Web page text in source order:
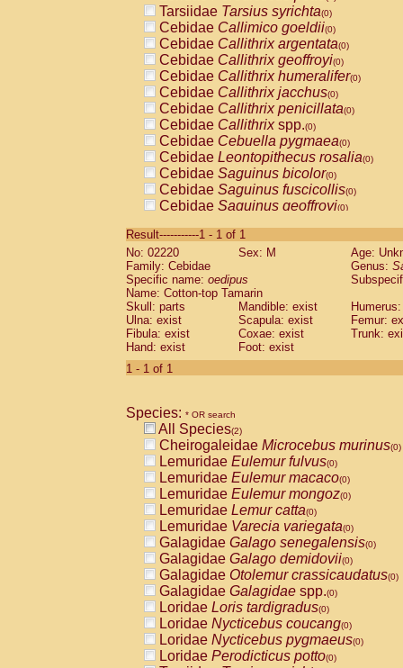
Tarsiidae Tarsius syrichta(0)
Cebidae Callimico goeldii(0)
Cebidae Callithrix argentata(0)
Cebidae Callithrix geoffroyi(0)
Cebidae Callithrix humeralifer(0)
Cebidae Callithrix jacchus(0)
Cebidae Callithrix penicillata(0)
Cebidae Callithrixspp.(0)
Cebidae Cebuella pygmaea(0)
Cebidae Leontopithecus rosalia(0)
Cebidae Saguinus bicolor(0)
Cebidae Saguinus fuscicollis(0)
Cebidae Saguinus geoffroyi(0)
CebidaeSaguinus labiatus(0)
Cebidae Saguinus leucopus (0)
Cebidae
CebidaeSaguinus mystax
Cebidae Saguinus nigricollis (1)
Cebidae Saguinus oedipus
Cebidae Saguinus weddelli
Cebidae Saguinusspp.
Cebidae
CebidaeCebus capucinus
CebidaeCebus nigrivittatus
CebidaeCebus spp.(0)
CebidaeSaimiri boliviensis(0)
CebidaeSaimiri sciureus(0)
AtelidaeAlouatta caraya(0)
AtelidaeAlouatta fusca(0)
AtelidaeAlouatta seniculus(0)
AtelidaeAlouattaspp.(0)
AtelidaeAteles belzebuth(0)
AtelidaeAteles geoffroyi(0)
AtelidaeAteles paniscus(0)
AtelidaeAtelesspp.(0)
AtelidaeLagothrix lagothricha(0)
AtelidaeLagothrix lagothricha cana
PitheciidaeCacajao calvus
Result-----------1 - 1 of 1
No: 02220
Sex: M
Age:
Family: Cebidae
Genus:
Specific name: oedipus
Name: Cotton-top Tamarin
Skull: parts
Mandible: exist
Ulna: exist
Scapula: exist
Femur:
Fibula: exist
Coxae: exist
Trunk:
Hand: exist
Foot: exist
1 - 1 of 1
Species: * OR search
All Species(2)
Cheirogaleidae Microcebus murinus(0)
Lemuridae Eulemur fulvus(0)
Lemuridae Eulemur macaco(0)
Lemuridae Eulemur mongoz(0)
Lemuridae Lemur catta(0)
Lemuridae Varecia variegata(0)
Galagidae Galago senegalensis(0)
Galagidae Galago demidovii(0)
Galagidae Otolemur crassicaudatus(0)
Galagidae Galagidae spp.(0)
Loridae Loris tardigradus(0)
Loridae Nycticebus coucang(0)
Loridae Nycticebus pygmaeus(0)
Loridae Perodicticus potto(0)